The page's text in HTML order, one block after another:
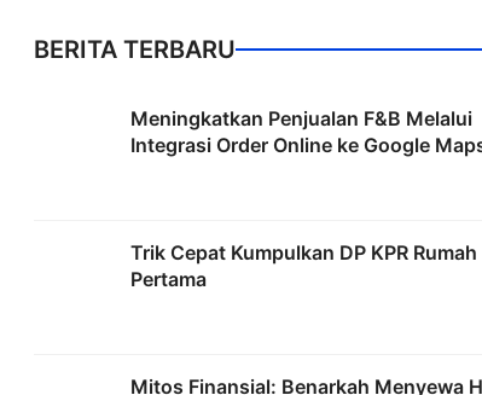
BERITA TERBARU
Meningkatkan Penjualan F&B Melalui
Integrasi Order Online ke Google
Trik Cepat Kumpulkan DP KPR Rumah
Pertama
Mitos Finansial: Benarkah Menyewa